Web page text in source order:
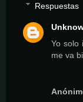
Respuestas
Yo solo
me va